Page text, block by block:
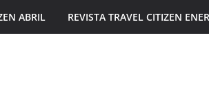
ABRIL REVISTA TRAVEL CITIZEN